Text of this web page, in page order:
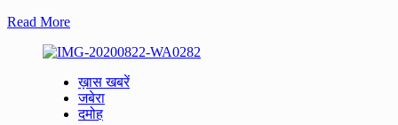
Read MoreRead
about
शराब
दुकान
के
ख़ास खबरें
जबेरा
दमोह